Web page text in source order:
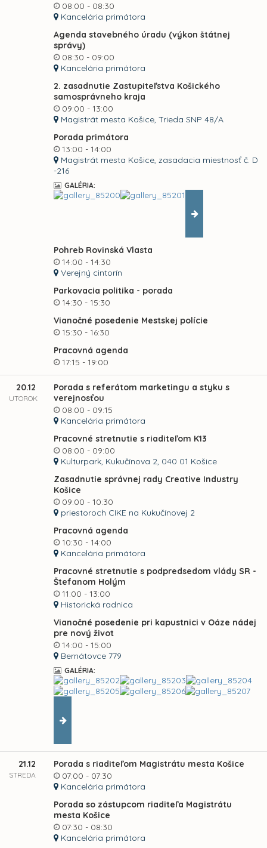
08:00 - 08:30
Kancelária primátora
Agenda stavebného úradu (výkon štátnej
správy)
08:30 - 09:00
Kancelária primátora
2. zasadnutie Zastupiteľstva Košického
samosprávneho kraja
09:00 - 13:00
Magistrát mesta Košice, Trieda SNP 48/A
Porada primátora
13:00 - 14:00
Magistrát mesta Košice, zasadacia miestnosť č. D
-216
GALÉRIA:
Pohreb Rovinská Vlasta
14:00 - 14:30
Verejný cintorín
Parkovacia politika - porada
14:30 - 15:30
Vianočné posedenie Mestskej polície
15:30 - 16:30
Pracovná agenda
17:15 - 19:00
20.12
UTOROK
Porada s referátom marketingu a styku s
verejnosťou
08:00 - 09:15
Kancelária primátora
Pracovné stretnutie s riaditeľom K13
08:00 - 09:00
Kulturpark, Kukučínova 2, 040 01 Košice
Zasadnutie správnej rady Creative Industry
Košice
09:00 - 10:30
priestoroch CIKE na Kukučínovej 2
Pracovná agenda
10:30 - 14:00
Kancelária primátora
Pracovné stretnutie s podpredsedom vlády SR -
Štefanom Holým
11:00 - 13:00
Historická radnica
Vianočné posedenie pri kapustnici v Oáze nádej
pre nový život
14:00 - 15:00
Bernátovce 779
GALÉRIA:
21.12
STREDA
Porada s riaditeľom Magistrátu mesta Košice
07:00 - 07:30
Kancelária primátora
Porada so zástupcom riaditeľa Magistrátu
mesta Košice
07:30 - 08:30
Kancelária primátora